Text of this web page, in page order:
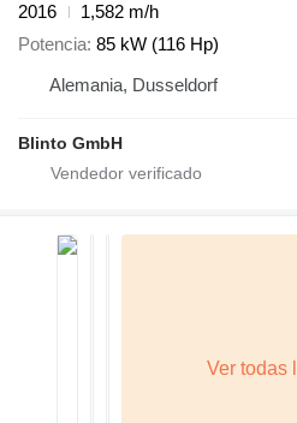
2016
1,582 m/h
Potencia 85 kW (116 Hp)
Alemania, Dusseldorf
Blinto GmbH